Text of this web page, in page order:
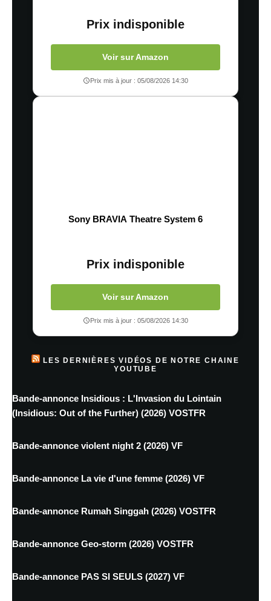
Prix indisponible
Voir sur Amazon
Prix mis à jour : 05/08/2026 14:30
Sony BRAVIA Theatre System 6
Prix indisponible
Voir sur Amazon
Prix mis à jour : 05/08/2026 14:30
LES DERNIÈRES VIDÉOS DE NOTRE CHAINE
YOUTUBE
Bande-annonce Insidious : L'Invasion du Lointain
(Insidious: Out of the Further) (2026) VOSTFR
Bande-annonce violent night 2 (2026) VF
Bande-annonce La vie d'une femme (2026) VF
Bande-annonce Rumah Singgah (2026) VOSTFR
Bande-annonce Geo-storm (2026) VOSTFR
Bande-annonce PAS SI SEULS (2027) VF